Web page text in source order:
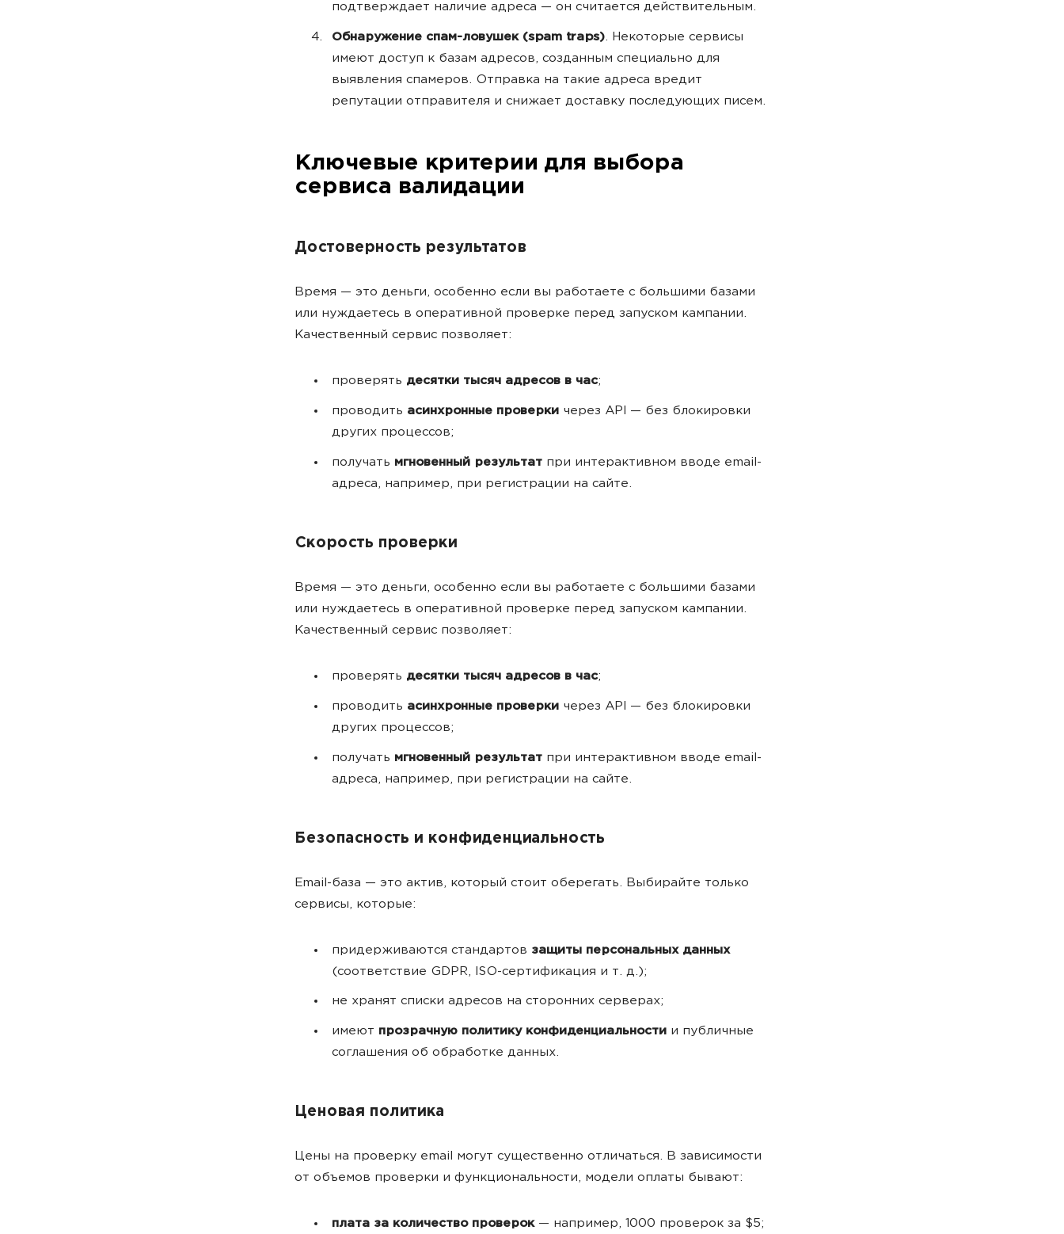
подтверждает наличие адреса — он считается действительным.
Обнаружение спам-ловушек (spam traps). Некоторые сервисы
имеют доступ к базам адресов, созданным специально для
выявления спамеров. Отправка на такие адреса вредит
репутации отправителя и снижает доставку последующих писем.
Ключевые критерии для выбора
сервиса валидации
Достоверность результатов
Время — это деньги, особенно если вы работаете с большими базами
или нуждаетесь в оперативной проверке перед запуском кампании.
Качественный сервис позволяет:
проверять десятки тысяч адресов в час;
проводить асинхронные проверки через API — без блокировки
других процессов;
получать мгновенный результат при интерактивном вводе email-
адреса, например, при регистрации на сайте.
Скорость проверки
Время — это деньги, особенно если вы работаете с большими базами
или нуждаетесь в оперативной проверке перед запуском кампании.
Качественный сервис позволяет:
проверять десятки тысяч адресов в час;
проводить асинхронные проверки через API — без блокировки
других процессов;
получать мгновенный результат при интерактивном вводе email-
адреса, например, при регистрации на сайте.
Безопасность и конфиденциальность
Email-база — это актив, который стоит оберегать. Выбирайте только
сервисы, которые:
придерживаются стандартов защиты персональных данных
(соответствие GDPR, ISO-сертификация и т. д.);
не хранят списки адресов на сторонних серверах;
имеют прозрачную политику конфиденциальности и публичные
соглашения об обработке данных.
Ценовая политика
Цены на проверку email могут существенно отличаться. В зависимости
от объемов проверки и функциональности, модели оплаты бывают:
плата за количество проверок — например, 1000 проверок за $5;